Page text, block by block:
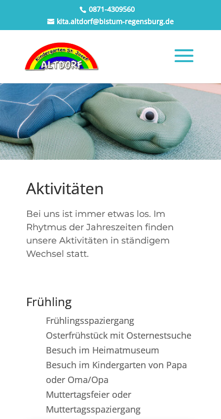
0871-4309560
kita.altdorf@bistum-regensburg.de
Aktivitäten
Bei uns ist immer etwas los. Im
Rhytmus der Jahreszeiten finden
unsere Aktivitäten in ständigem
Wechsel statt.
Frühling
Frühlingsspaziergang
Osterfrühstück mit Osternestsuche
Besuch im Heimatmuseum
Besuch im Kindergarten von Papa
oder Oma/Opa
Muttertagsfeier oder
Muttertagsspaziergang